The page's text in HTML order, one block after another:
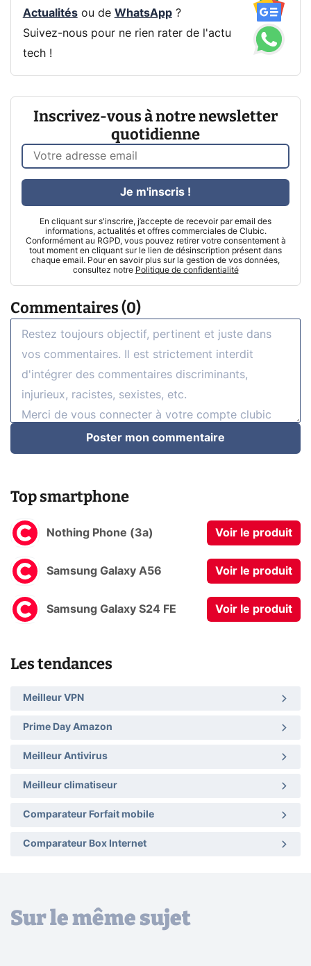
Actualitésou de WhatsApp?
Suivez-nous pour ne rien rater de l'actu
tech !
Inscrivez-vous à notre newsletter
quotidienne
En cliquant sur s'inscrire, j’accepte de recevoir par email des
informations, actualités et offres commerciales de Clubic.
Conformément au RGPD, vous pouvez retirer votre consentement à
tout moment en cliquant sur le lien de désinscription présent dans
chaque email. Pour en savoir plus sur la gestion de vos données,
consultez notre Politique de confidentialité
Je m'inscris !
Commentaires (0)
Poster mon commentaire
Top smartphone
Nothing Phone (3a) Voir le produit
Samsung Galaxy A56 Voir le produit
Samsung Galaxy S24 FE Voir le produit
Les tendances
Meilleur VPN
Prime Day Amazon
Meilleur Antivirus
Meilleur climatiseur
Comparateur Forfait mobile
Comparateur Box Internet
Sur le même sujet